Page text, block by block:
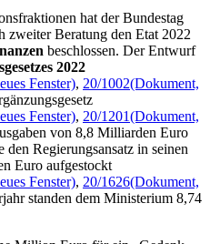
Million Euro für ein „Gedenk-
Saarburg (Rheinland-Pfalz) neu
die Ausgaben für die
von 30,7 auf 31,7 Millionen
werden
von 15 Millionen Euro
am Einzelplan dienen der
Posten
von